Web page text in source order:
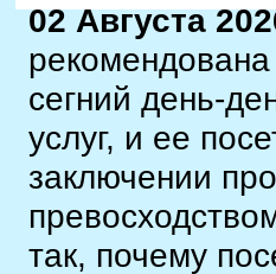
02 Августа
сегний день-
услуг, и ее
заключении
так, почему